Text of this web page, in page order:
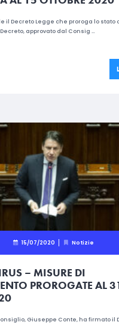
il Decreto Legge che proroga lo
Decreto, approvato dal Consig …
15/07/2020 Notizie
– MISURE DI
PROROGATE AL
Giuseppe Conte, ha firmato il